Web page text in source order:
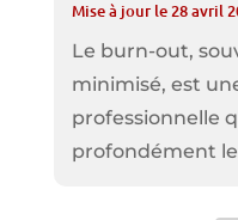
Mise à jour le 28 avril
Le burn-out,
minimisé, est
professionnelle
profondément